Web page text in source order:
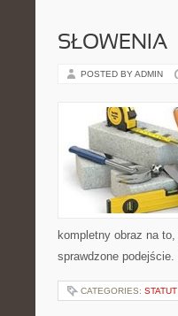
SŁOWENIA
POSTED BY ADMIN
kompletny obraz na
sprawdzone
CATEGORIES: